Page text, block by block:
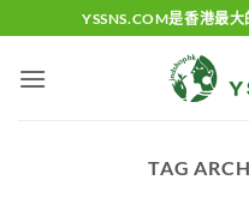
to
content
YSSNS.COM是香港最
TAG